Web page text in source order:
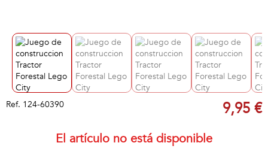
Ref. 124-60390 9,95 €
El artículo no está disponible